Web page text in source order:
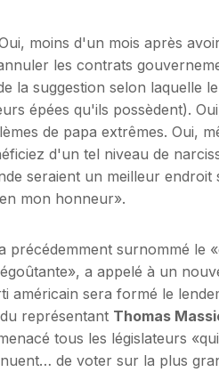
moins d'un mois après
les contrats
la suggestion selon laquelle
épées qu'ils possèdent).
de papa extrêmes. Oui,
d'un tel niveau de
seraient un meilleur endroit
mon honneur».
précédemment surnommé le
a appelé à un
américain sera formé le
représentant Thomas
tous les législateurs
de voter sur la plus